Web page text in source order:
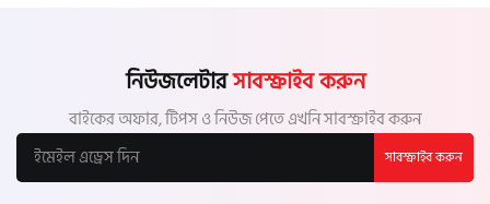
নিউজলেটারসাবস্ক্রাইব করুন
বাইকের অফার, টিপস ও নিউজ পেতে এখনি সাবস্ক্রাইব করুন
সাবস্ক্রাইব করুন